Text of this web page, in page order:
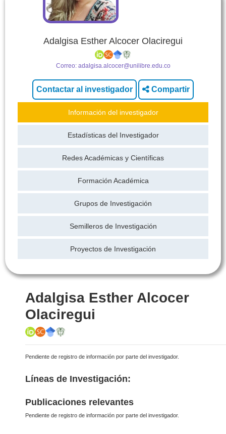
Adalgisa Esther Alcocer Olaciregui
Correo: adalgisa.alcocer@unilibre.edu.co
Compartir
Información del investigador
Estadísticas del Investigador
Redes Académicas y Científicas
Formación Académica
Grupos de Investigación
Semilleros de Investigación
Proyectos de Investigación
Adalgisa Esther Alcocer
Olaciregui
Pendiente de registro de información por parte del investigador.
Líneas de Investigación:
Publicaciones relevantes
Pendiente de registro de información por parte del investigador.